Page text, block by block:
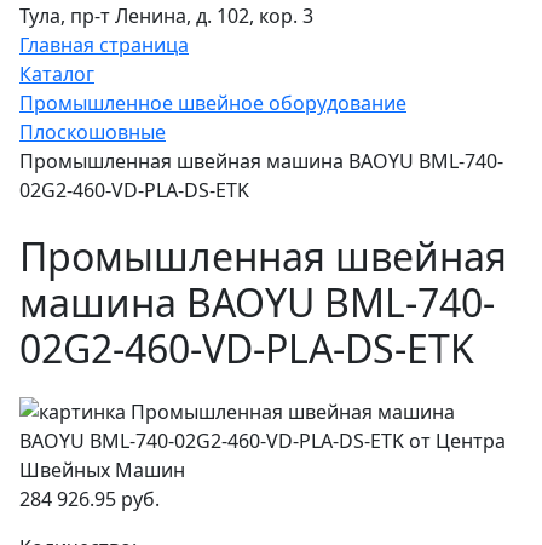
Тула, пр-т Ленина, д. 102, кор. 3
Главная страница
Каталог
Промышленное швейное оборудование
Плоскошовные
Промышленная швейная машина BAOYU BML-740-
02G2-460-VD-PLA-DS-ETK
Промышленная швейная
машина BAOYU BML-740-
02G2-460-VD-PLA-DS-ETK
284 926.95 руб.